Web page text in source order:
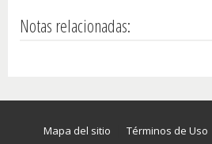
Notas relacionadas:
Mapa del sitio Términos de Uso